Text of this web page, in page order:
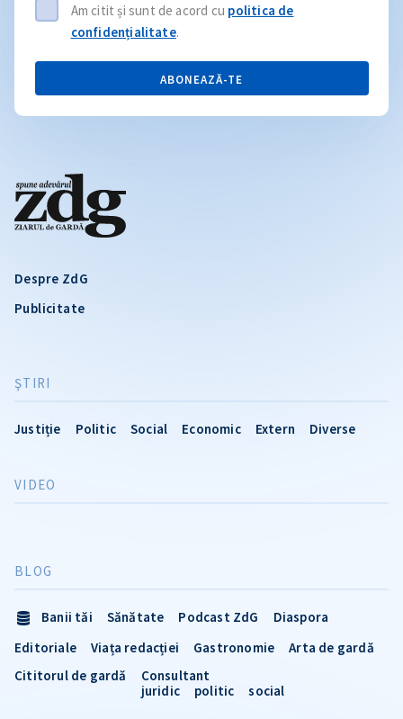
Despre ZdG
Publicitate
ŞTIRI
Justiție Politic Social Economic Extern Diverse
VIDEO
BLOG
Banii tăi Sănătate Podcast ZdG
Diaspora
Editoriale
Viața redacției Gastronomie
Arta de gardă
Cititorul de gardă
Consultant
juridic
politic social
Am citit și sunt de acord cu politica de
confidențialitate.
ABONEAZĂ-TE